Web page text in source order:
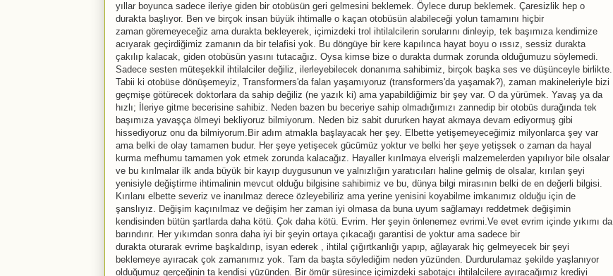
yıllar boyunca sadece ileriye giden bir otobüsün geri gelmesini beklemek. Öylece durup beklemek. Çaresizlik hep o
durakta başlıyor. Ben ve birçok insan büyük ihtimalle o kaçan otobüsün alabileceği yolun tamamını hiçbir
zaman göremeyeceğiz ama durakta bekleyerek, içimizdeki trol ihtilalcilerin sorularını dinleyip, tek başımıza kendimize
acıyarak geçirdiğimiz zamanın da bir telafisi yok. Bu döngüye bir kere kapılınca hayat boyu o ıssız, sessiz durakta
çakılıp kalacak, giden otobüsün yasını tutacağız. Oysa kimse bize o durakta durmak zorunda olduğumuzu söylemedi.
Sadece sesten müteşekkil ihtilalciler değiliz, ilerleyebilecek donanıma sahibimiz, birçok başka ses ve düşünceyle birlikte.
Tabii ki otobüse dönüşemeyiz, Transformers'da falan yaşamıyoruz (transformers'da yaşamak?), zaman makineleriyle bizi
geçmişe götürecek doktorlara da sahip değiliz (ne yazık ki) ama yapabildiğimiz bir şey var. O da yürümek. Yavaş ya da
hızlı; İleriye gitme becerisine sahibiz. Neden bazen bu beceriye sahip olmadığımızı zannedip bir otobüs durağında tek
başımıza yavaşça ölmeyi bekliyoruz bilmiyorum. Neden biz sabit dururken hayat akmaya devam ediyormuş gibi
hissediyoruz onu da bilmiyorum.Bir adım atmakla başlayacak her şey. Elbette yetişemeyeceğimiz milyonlarca şey var
ama belki de olay tamamen budur. Her şeye yetişecek gücümüz yoktur ve belki her şeye yetişsek o zaman da hayal
kurma mefhumu tamamen yok etmek zorunda kalacağız. Hayaller kırılmaya elverişli malzemelerden yapılıyor bile olsalar
ve bu kırılmalar ilk anda büyük bir kayıp duygusunun ve yalnızlığın yaratıcıları haline gelmiş de olsalar, kırılan şeyi
yenisiyle değiştirme ihtimalinin mevcut olduğu bilgisine sahibimiz ve bu, dünya bilgi mirasının belki de en değerli bilgisi.
Kırılanı elbette severiz ve inanılmaz derece özleyebiliriz ama yerine yenisini koyabilme imkanımız olduğu için de
şanslıyız. Değişim kaçınılmaz ve değişim her zaman iyi olmasa da buna uyum sağlamayı reddetmek değişimin
kendisinden bütün şartlarda daha kötü. Çok daha kötü. Evrim. Her şeyin önlenemez evrimi.Ve evet evrim içinde yıkımı da
barındırır. Her yıkımdan sonra daha iyi bir şeyin ortaya çıkacağı garantisi de yoktur ama sadece bir
durakta oturarak evrime başkaldırıp, isyan ederek , ihtilal çığırtkanlığı yapıp, ağlayarak hiç gelmeyecek bir şeyi
beklemeye ayıracak çok zamanımız yok. Tam da başta söylediğim neden yüzünden. Durdurulamaz şekilde yaşlanıyor
olduğumuz gerçeğinin ta kendisi yüzünden. Bir ömür süresince içimizdeki sabotajcı ihtilalcilere ayıracağımız krediyi